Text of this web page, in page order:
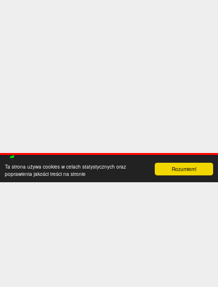
Rozumiem!
Ta strona używa cookies w celach statystycznych oraz
poprawienia jakości treści na stronie